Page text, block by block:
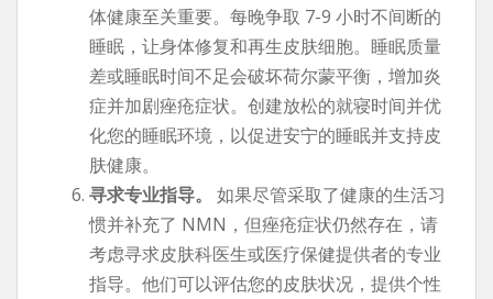
体健康至关重要。每晚争取 7-9 小时不间断的
睡眠，让身体修复和再生皮肤细胞。睡眠质量
差或睡眠时间不足会破坏荷尔蒙平衡，增加炎
症并加剧痤疮症状。创建放松的就寝时间并优
化您的睡眠环境，以促进安宁的睡眠并支持皮
肤健康。
寻求专业指导。
如果尽管采取了健康的生活习
惯并补充了 NMN，但痤疮症状仍然存在，请
考虑寻求皮肤科医生或医疗保健提供者的专业
指导。他们可以评估您的皮肤状况，提供个性